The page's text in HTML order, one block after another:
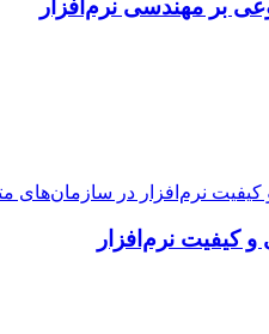
بر مهندسی نرم‌افزار
و کیفیت نرم‌افزار